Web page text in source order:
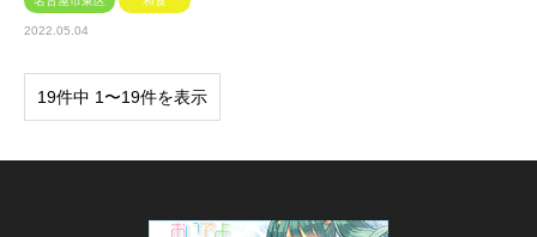
2022.05.04
19件中 1〜19件を表示